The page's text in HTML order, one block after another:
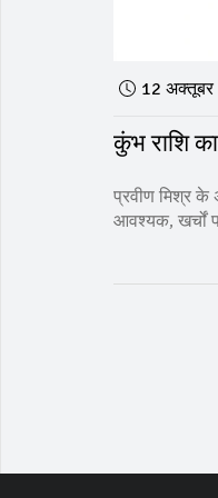
12 अक्तूबर
कुंभ राशि
प्रवीण मिश्र के
आवश्यक, खर्चों